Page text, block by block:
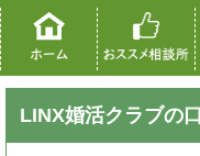
LINX婚活クラブの